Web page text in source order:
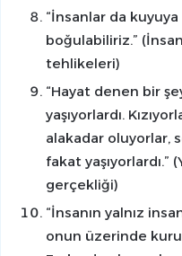
“İnsanlar da
boğulabiliriz.”
tehlikeleri)
“Hayat denen bir
yaşıyorlardı.
alakadar oluyorlar,
fakat yaşıyorlardı.”
gerçekliği)
“İnsanın yalnız
onun üzerinde